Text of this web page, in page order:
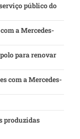
público do
a Mercedes-
para renovar
com a Mercedes-
produzidas